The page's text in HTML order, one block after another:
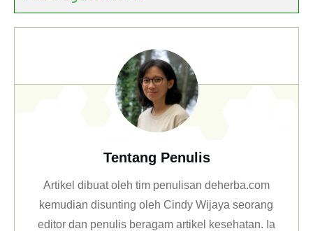
Tentang Penulis
Artikel dibuat oleh tim penulisan deherba.com
kemudian disunting oleh Cindy Wijaya seorang
editor dan penulis beragam artikel kesehatan. Ia